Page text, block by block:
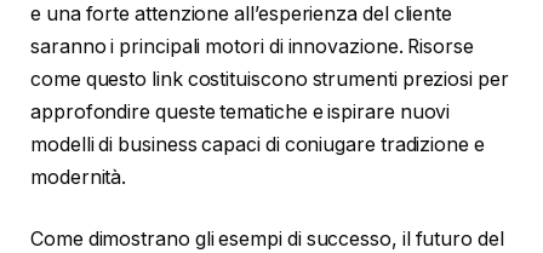
e una forte attenzione all’esperienza del cliente
saranno i principali motori di innovazione. Risorse
come questo link costituiscono strumenti preziosi per
approfondire queste tematiche e ispirare nuovi
modelli di business capaci di coniugare tradizione e
modernità.
Come dimostrano gli esempi di successo, il futuro del